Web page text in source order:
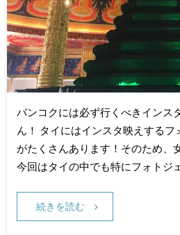
バンコクには必ず行くべきインス
ん！ タイにはインスタ映えする
がたくさんあります！そのため、
今回はタイの中でも特にフォトジ
続きを読む